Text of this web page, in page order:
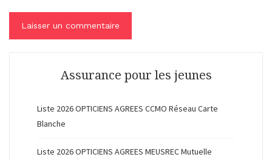
Assurance pour les jeunes
Liste 2026 OPTICIENS AGREES CCMO Réseau Carte
Blanche
Liste 2026 OPTICIENS AGREES MEUSREC Mutuelle